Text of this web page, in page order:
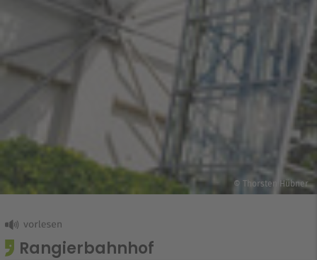
© Thorsten Hübner
Rangierbahnhof